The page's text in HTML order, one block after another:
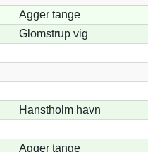
Agger tange
Glomstrup vig
Hanstholm havn
Agger tange